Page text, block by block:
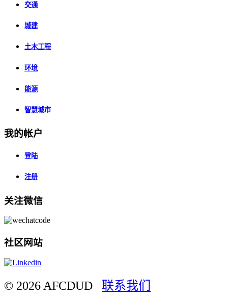
交通
城建
土木工程
环境
能源
智慧城市
我的帐户
登陆
注册
关注微信
社区网站
© 2026 AFCDUD 联系我们